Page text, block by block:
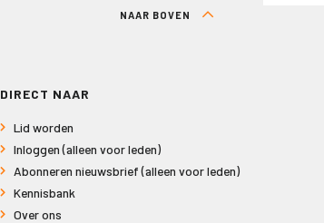
NAAR BOVEN
DIRECT NAAR
Lid worden
Inloggen (alleen voor leden)
Abonneren nieuwsbrief (alleen voor leden)
Kennisbank
Over ons